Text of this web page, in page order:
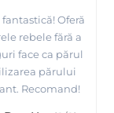
Oferă
rebele fără a
face ca părul
părului
Recomand!